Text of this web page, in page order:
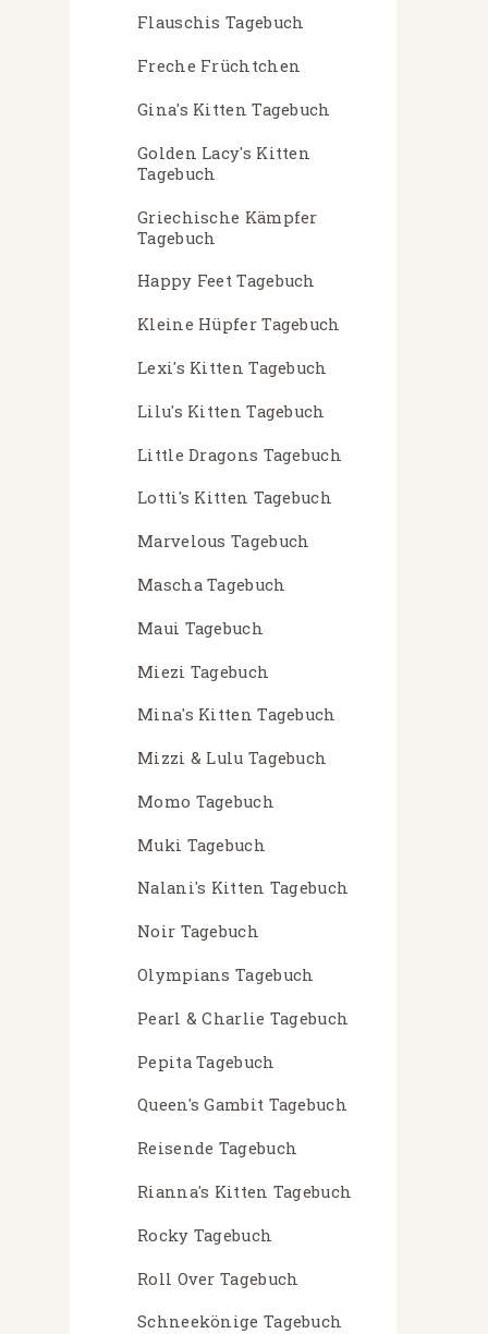
Flauschis Tagebuch
Freche Früchtchen
Gina's Kitten Tagebuch
Golden Lacy's Kitten
Tagebuch
Griechische Kämpfer
Tagebuch
Happy Feet Tagebuch
Kleine Hüpfer Tagebuch
Lexi's Kitten Tagebuch
Lilu's Kitten Tagebuch
Little Dragons Tagebuch
Lotti's Kitten Tagebuch
Marvelous Tagebuch
Mascha Tagebuch
Maui Tagebuch
Miezi Tagebuch
Mina's Kitten Tagebuch
Mizzi & Lulu Tagebuch
Momo Tagebuch
Muki Tagebuch
Nalani's Kitten Tagebuch
Noir Tagebuch
Olympians Tagebuch
Pearl & Charlie Tagebuch
Pepita Tagebuch
Queen's Gambit Tagebuch
Reisende Tagebuch
Rianna's Kitten Tagebuch
Rocky Tagebuch
Roll Over Tagebuch
Schneekönige Tagebuch